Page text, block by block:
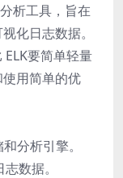
析工具，旨在
化日志数据。
要简单轻量
用简单的优
分析引擎。
数据。